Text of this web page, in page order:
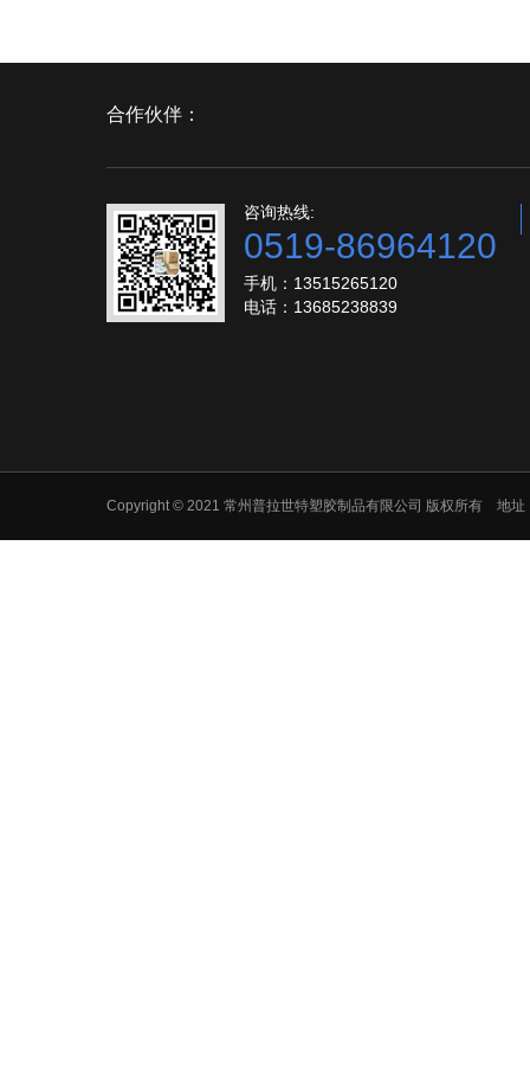
合作伙伴：
咨询热线:
0519-86964120
手机：13515265120
电话：13685238839
Copyright © 2021 常州普拉世特塑胶制品有限公司 版权所有 地